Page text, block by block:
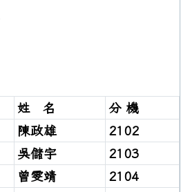
姓 名
分 機
陳政雄
2102
吳儲宇
2103
曾雯靖
2104